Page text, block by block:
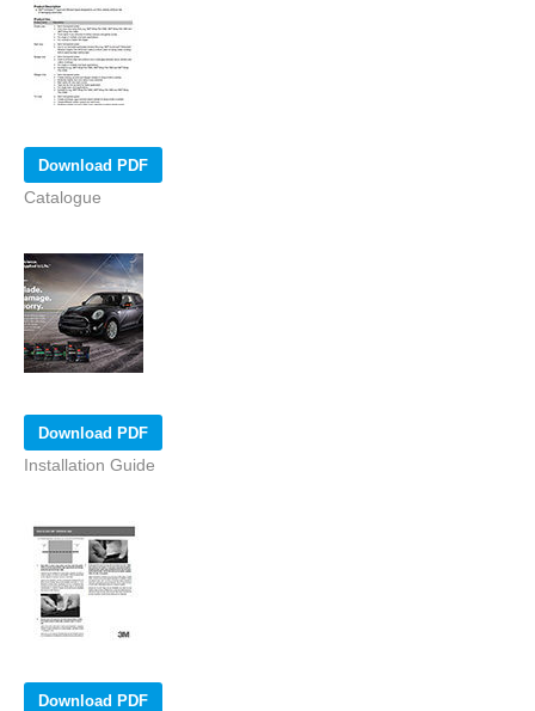
Download PDF
Catalogue
Download PDF
Installation Guide
Download PDF